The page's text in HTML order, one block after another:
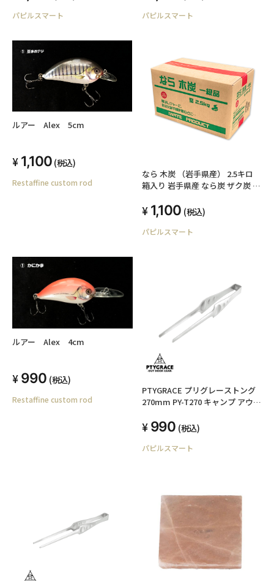
パピルスマート パピルスマート
ルアー Alex 5cm
1,100 (税込)
Restaffine custom rod
なら 木炭 （岩手県産） 2.5キロ
箱入り 岩手県産 なら炭 ザク炭 キ
鉢 囲炉裏 炭 国産木炭 川遊び ロ
ッジ レジャー 行楽 安全 安心
2.5kg
1,100 (税込)
パピルスマート
ルアー Alex 4cm
990 (税込)
Restaffine custom rod
PTYGRACE プリグレーストング
270mm PY-T270 キャンプ アウト
レース
990 (税込)
パピルスマート